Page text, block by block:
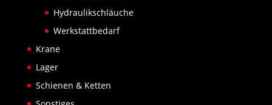
Hydraulikschläuche
Werkstattbedarf
Krane
Lager
Schienen & Ketten